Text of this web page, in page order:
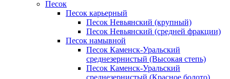
Песок
Песок карьерный
Песок Невьянский (крупный)
Песок Невьянский (средней фракции)
Песок намывной
Песок Каменск-Уральский
среднезернистый (Высокая степь)
Песок Каменск-Уральский
среднезернистый (Красное болото)